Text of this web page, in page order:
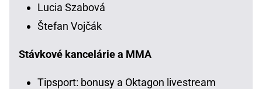
Lucia Szabová
Štefan Vojčák
Stávkové kancelárie a MMA
Tipsport: bonusy a Oktagon livestream